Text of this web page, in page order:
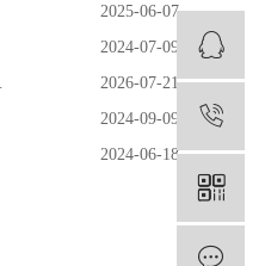
2025-06-07
2024-07-09
2026-07-21
2024-09-09
2024-06-18